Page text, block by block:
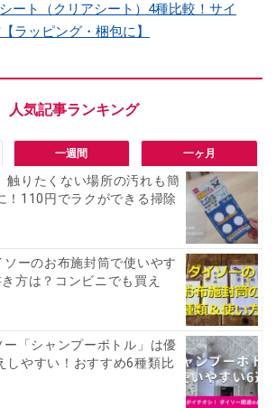
シート（クリアシート）4種比較！サイ
ラッピング・梱包に】
一週間 一ヶ月
触りたくない場所の汚れも簡
！110円でラクができる掃除
ーのお布施封筒で使いやす
方は？コンビニでも買え
「シャンプーボトル」は優
しやすい！おすすめ6種類比